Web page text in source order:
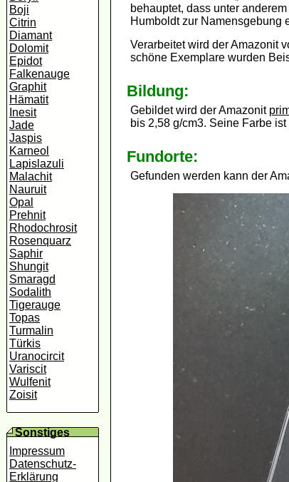
Boji
Citrin
Diamant
Dolomit
Epidot
Falkenauge
Graphit
Hämatit
Inesit
Jade
Jaspis
Karneol
Lapislazuli
Malachit
Nauruit
Opal
Prehnit
Rhodochrosit
Rosenquarz
Saphir
Shungit
Smaragd
Sodalith
Tigerauge
Topas
Turmalin
Türkis
Uranocircit
Variscit
Wulfenit
Zoisit
Sonstiges
Impressum
Datenschutz-
Erklärung
behauptet, dass unter
Humboldt zur Namensgebung
Verarbeitet wird der Amazonit
schöne Exemplare wurden
Bildung:
Gebildet wird der Amazonit
bis 2,58 g/cm3. Seine Farbe
Fundorte:
Gefunden werden kann der